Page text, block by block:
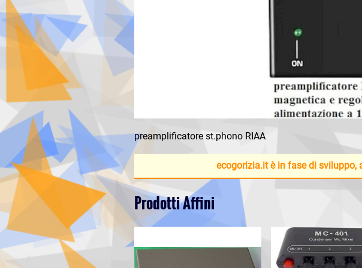
preamplificatore st.phono RIAA
ecogorizia.it è in fase di
Prodotti Affini